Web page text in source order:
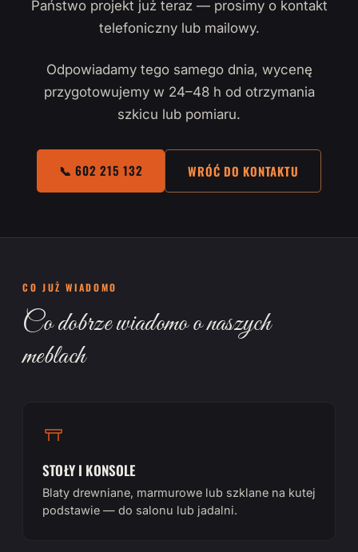
Państwo projekt już teraz — prosimy o kontakt
telefoniczny lub mailowy.
Odpowiadamy tego samego dnia, wycenę
przygotowujemy w 24–48 h od otrzymania
szkicu lub pomiaru.
📞 602 215 132 WRÓĆ DO KONTAKTU
CO JUŻ WIADOMO
Co dobrze wiadomo o naszych
meblach
STOŁY I KONSOLE
Blaty drewniane, marmurowe lub szklane na kutej
podstawie — do salonu lub jadalni.